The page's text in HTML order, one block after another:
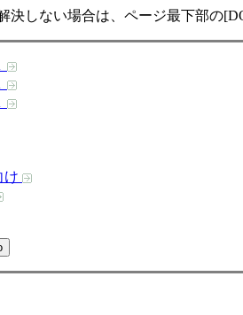
決しない場合は、ページ最下部の
け